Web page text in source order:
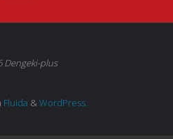
Dengeki-plus
Fluida &WordPress.